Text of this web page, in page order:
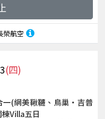
榮航空
(四)
一(網美鞦韆、鳥巢‧吉普
Villa五日